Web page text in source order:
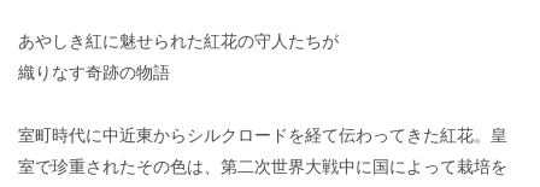
あやしき紅に魅せられた紅花の守人たちが
織りなす奇跡の物語
室町時代に中近東からシルクロードを経て伝わってきた紅花。皇
室で珍重されたその色は、第二次世界大戦中に国によって栽培を